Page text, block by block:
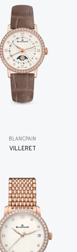
BLANCPAIN
VILLERET